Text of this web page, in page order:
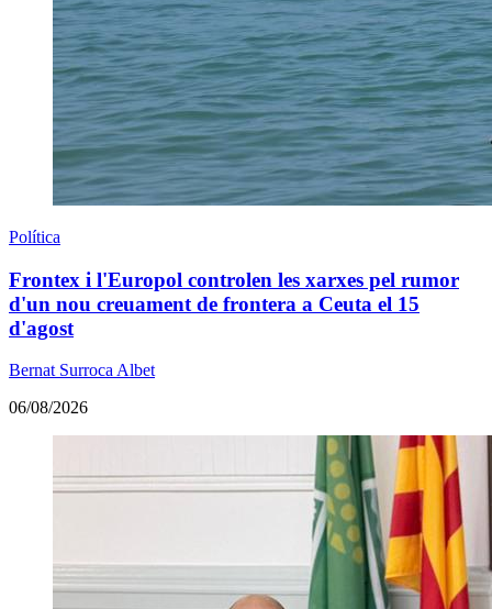
Política
Frontex i l'Europol controlen les xarxes pel rumor
d'un nou creuament de frontera a Ceuta el 15
d'agost
Bernat Surroca Albet
06/08/2026